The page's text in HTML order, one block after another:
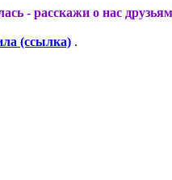
- расскажи о нас
(ссылка) .